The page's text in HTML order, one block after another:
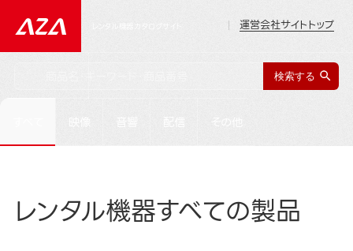
運営会社サイトトップ
映像 音響 配信
レンタル機器すべての製品